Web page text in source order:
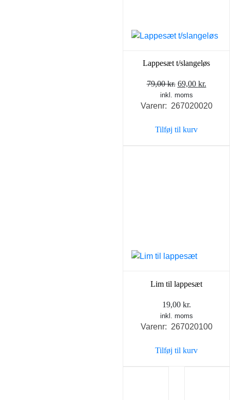
Lappesæt t/slangeløs
79,00kr. Den
oprindelige
pris
79,00 kr..
69,00 kr.
pris
inkl. moms
Varenr: 267020020
Tilføj til kurv
Lim til lappesæt
19,00 kr.
inkl. moms
Varenr: 267020100
Tilføj til kurv